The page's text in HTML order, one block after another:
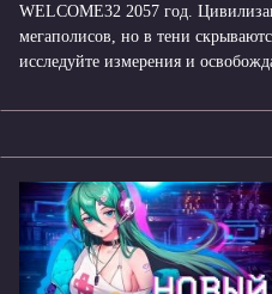
WELCOME32 2057 год.
мегаполисов, но в тени
исследуйте измерения и